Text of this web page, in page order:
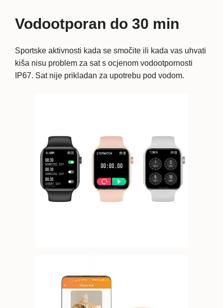
Vodootporan do 30 min
Sportske aktivnosti kada se smočite ili kada vas uhvati
kiša nisu problem za sat s ocjenom vodootpornosti
IP67. Sat nije prikladan za upotrebu pod vodom.